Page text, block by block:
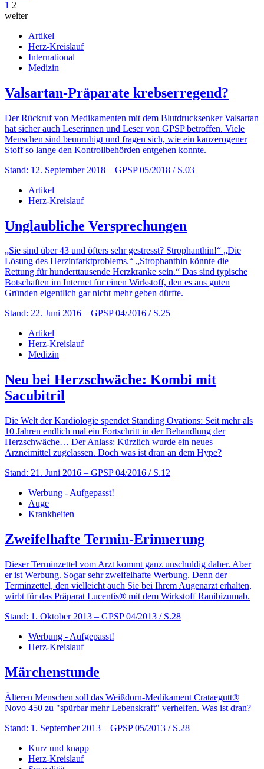
1 2
weiter
Artikel
Herz-Kreislauf
International
Medizin
Valsartan-Präparate krebserregend?
Der Rückruf von Medikamenten mit dem Blutdrucksenker Valsar­tan
hat sicher auch Leserinnen und Leser von GPSP betroffen. Viele
Menschen sind beunruhigt und fragen sich, wie ein kanzerogener
Stoff so lange den Kontrollbehörden entgehen konnte.
Stand: 12. September 2018 – GPSP 05/2018 / S.03
Artikel
Herz-Kreislauf
Unglaubliche Versprechungen
„Sie sind über 43 und öfters sehr gestresst? Strophanthin!“ „Die
Lösung des Herzinfarktproblems.“ „Strophanthin könnte die
Rettung für hunderttausende Herzkranke sein.“ Das sind ­typische
Botschaften im Internet für einen Wirkstoff, den es aus guten
Gründen eigentlich gar nicht mehr geben dürfte.
Stand: 22. Juni 2016 – GPSP 04/2016 / S.25
Artikel
Herz-Kreislauf
Medizin
Neu bei Herzschwäche: Kombi mit
Sacubitril
Die Welt der Kardiologie spendet Standing Ovations: Seit mehr als
10 Jahren endlich mal ein Fortschritt in der Behandlung der
Herzschwäche… Der Anlass: Kürzlich wurde ein neues
Arzneimittel zugelassen. Doch was ist dran an dem Hype?
Stand: 21. Juni 2016 – GPSP 04/2016 / S.12
Werbung - Aufgepasst!
Auge
Krankheiten
Zweifelhafte Termin-Erinnerung
Dieser Terminzettel vom Arzt kommt ganz unschuldig daher. Aber
er ist Werbung. Sogar sehr zweifelhafte Werbung. Denn der
Terminzettel, den vielleicht auch Sie bei Ihrem Augenarzt erhalten,
wirbt für das Präparat Lucentis® mit dem Wirkstoff Ranibizumab.
Stand: 1. Oktober 2013 – GPSP 04/2013 / S.28
Werbung - Aufgepasst!
Herz-Kreislauf
Märchenstunde
Älteren Menschen soll das Weißdorn-Medikament Crataegutt®
Novo 450 zu "spürbar mehr Lebenskraft" verhelfen. Was ist dran?
Stand: 1. September 2013 – GPSP 05/2013 / S.28
Kurz und knapp
Herz-Kreislauf